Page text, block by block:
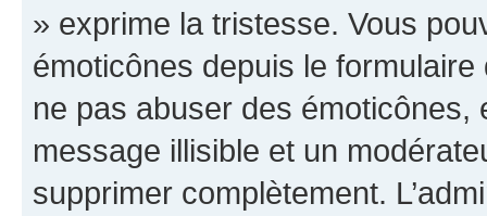
» exprime la tristesse. Vous
émoticônes depuis le
ne pas abuser des
message illisible et un
supprimer complètement.